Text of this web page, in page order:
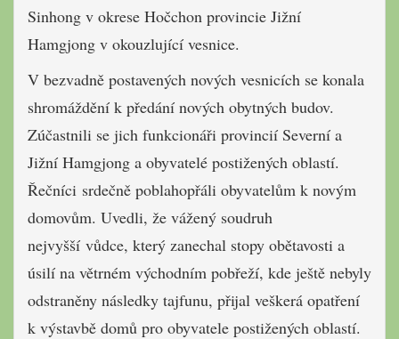
Sinhong v okrese Hočchon provincie Jižní
Hamgjong v okouzlující vesnice.
V bezvadně postavených nových vesnicích se konala
shromáždění k předání nových obytných budov.
Zúčastnili se jich funkcionáři provincií Severní a
Jižní Hamgjong a obyvatelé postižených oblastí.
Řečníci srdečně poblahopřáli obyvatelům k novým
domovům. Uvedli, že vážený soudruh
nejvyšší vůdce, který zanechal stopy obětavosti a
úsilí na větrném východním pobřeží, kde ještě nebyly
odstraněny následky tajfunu, přijal veškerá opatření
k výstavbě domů pro obyvatele postižených oblastí.